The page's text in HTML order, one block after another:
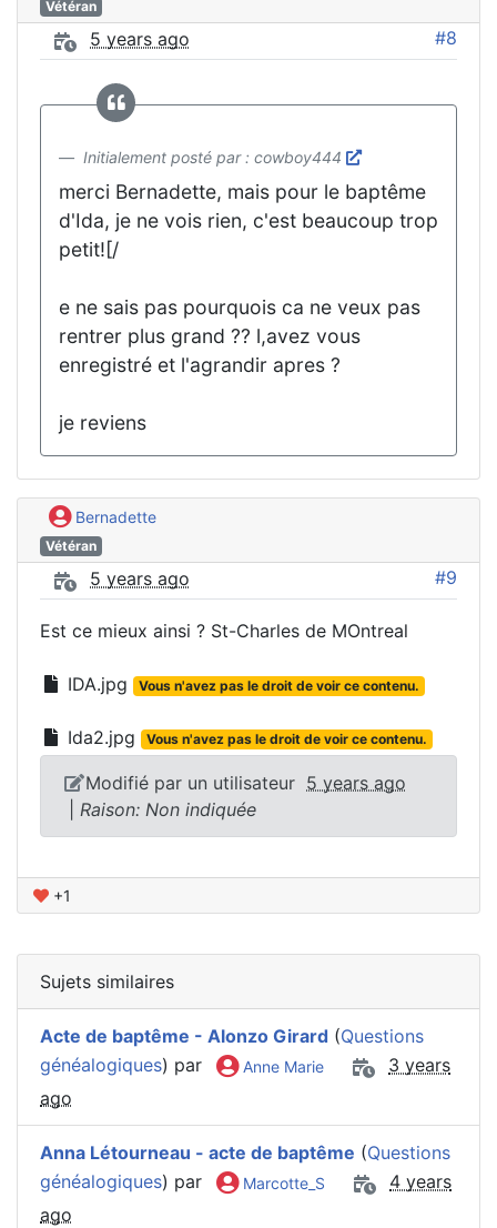
Vétéran
5 years ago #8
Initialement posté par : cowboy444
merci Bernadette, mais pour le baptême
d'Ida, je ne vois rien, c'est beaucoup trop
petit![/
e ne sais pas pourquois ca ne veux pas
rentrer plus grand ?? l,avez vous
enregistré et l'agrandir apres ?
je reviens
Bernadette
Vétéran
5 years ago #9
Est ce mieux ainsi ? St-Charles de MOntreal
IDA.jpg Vous n'avez pas le droit de voir ce contenu.
Ida2.jpg Vous n'avez pas le droit de voir ce contenu.
Modifié par un utilisateur 5 years ago
Raison: Non indiquée
+1
Sujets similaires
Acte de baptême - Alonzo Girard (Questions
généalogiques) par Anne Marie
3 years
ago
Anna Létourneau - acte de baptême (Questions
généalogiques) par Marcotte_S
4 years
ago